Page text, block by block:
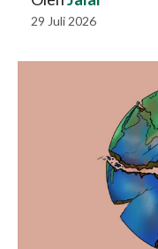
29 Juli 2026